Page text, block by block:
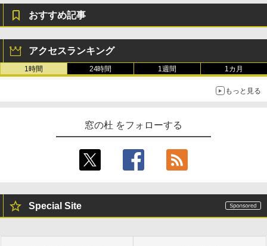
おすすめ記事
アクセスランキング
1時間 24時間 1週間 1カ月
もっと見る
窓の杜 をフォローする
Special Site